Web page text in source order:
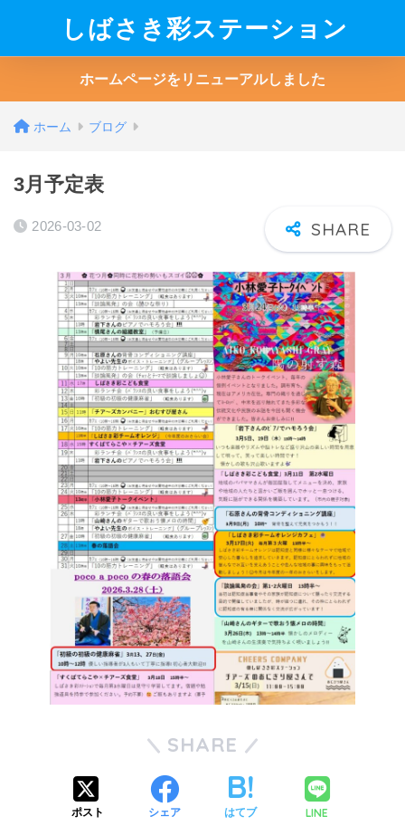
しばさき彩ステーション
ホームページをリニューアルしました
ホーム ブログ
3月予定表
2026-03-02
SHARE
ポスト シェア はてブ LINE